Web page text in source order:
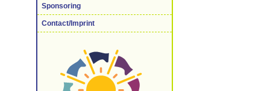
Sponsoring
Contact/Imprint